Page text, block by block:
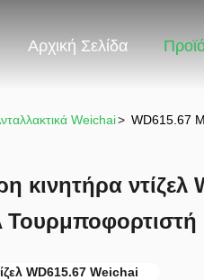
Αρχική Σελίδα
Weichai> WD615.67
κινητήρα ντίζελ
Τουρμποφορτιστή
WD615.67 Weichai